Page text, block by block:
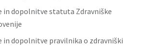
in dopolnitve statuta Zdravniške
in dopolnitve pravilnika o zdravniški